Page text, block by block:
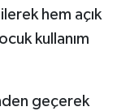
hem açık
kullanım
geçerek